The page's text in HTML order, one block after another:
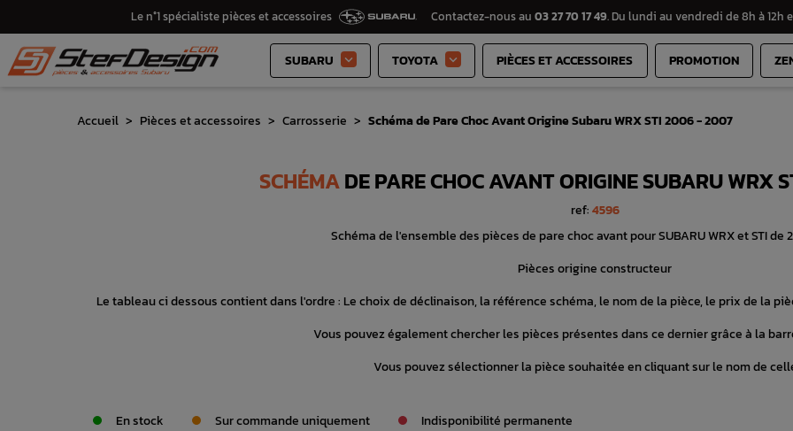
Le n°1 spécialiste pièces et accessoires Contactez-nous au 03 27 70 17 49. Du lundi au vendredi de 8h à 12h
SUBARU  TOYOTA  PIÈCES ET ACCESSOIRES PROMOTION
Accueil Pièces et accessoires Carrosserie Schéma de Pare Choc Avant Origine Subaru WRX STI 2006 - 2007
SCHÉMADE PARE CHOC AVANT ORIGINE SUBARU
ref:4596
Schéma de l'ensemble des pièces de pare choc avant pour SUBARU WRX et STI de
Pièces origine constructeur
Le tableau ci dessous contient dans l'ordre : Le choix de déclinaison, la référence schéma, le nom de la pièce, le prix de la
Vous pouvez également chercher les pièces présentes dans ce dernier grâce à la
Vous pouvez sélectionner la pièce souhaitée en cliquant sur le nom de
En stock Sur commande uniquement
Indisponibilité permanente